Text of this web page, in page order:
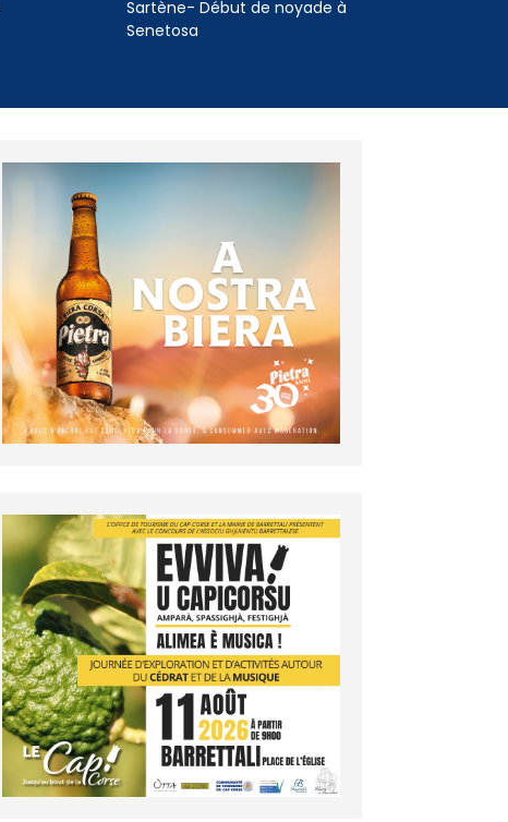
Sartène- Début de noyade à
Senetosa